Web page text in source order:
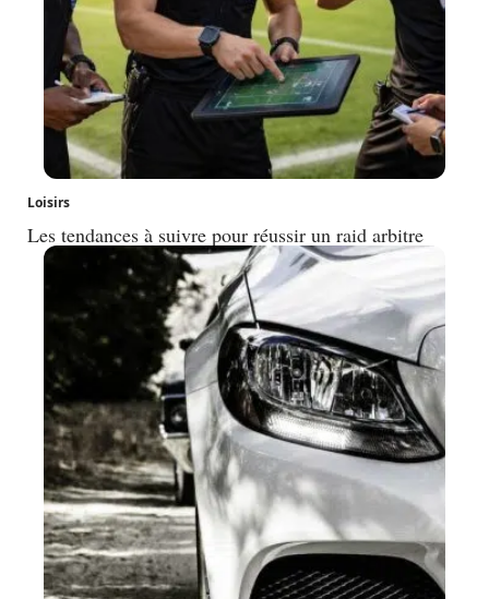
Loisirs
Les tendances à suivre pour réussir un raid arbitre